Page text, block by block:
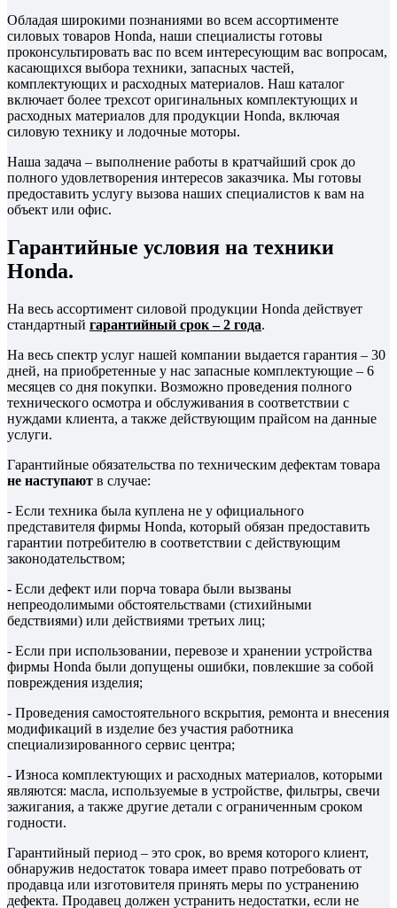
Обладая широкими познаниями во всем ассортименте
силовых товаров Honda, наши специалисты готовы
проконсультировать вас по всем интересующим вас вопросам,
касающихся выбора техники, запасных частей,
комплектующих и расходных материалов. Наш каталог
включает более трехсот оригинальных комплектующих и
расходных материалов для продукции Honda, включая
силовую технику и лодочные моторы.
Наша задача – выполнение работы в кратчайший срок до
полного удовлетворения интересов заказчика. Мы готовы
предоставить услугу вызова наших специалистов к вам на
объект или офис.
Гарантийные условия на техники
Honda.
На весь ассортимент силовой продукции Honda действует
стандартный гарантийный срок – 2 года.
На весь спектр услуг нашей компании выдается гарантия – 30
дней, на приобретенные у нас запасные комплектующие – 6
месяцев со дня покупки. Возможно проведения полного
технического осмотра и обслуживания в соответствии с
нуждами клиента, а также действующим прайсом на данные
услуги.
Гарантийные обязательства по техническим дефектам товара
не наступают в случае:
- Если техника была куплена не у официального
представителя фирмы Honda, который обязан предоставить
гарантии потребителю в соответствии с действующим
законодательством;
- Если дефект или порча товара были вызваны
непреодолимыми обстоятельствами (стихийными
бедствиями) или действиями третьих лиц;
- Если при использовании, перевозе и хранении устройства
фирмы Honda были допущены ошибки, повлекшие за собой
повреждения изделия;
- Проведения самостоятельного вскрытия, ремонта и внесения
модификаций в изделие без участия работника
специализированного сервис центра;
- Износа комплектующих и расходных материалов, которыми
являются: масла, используемые в устройстве, фильтры, свечи
зажигания, а также другие детали с ограниченным сроком
годности.
Гарантийный период – это срок, во время которого клиент,
обнаружив недостаток товара имеет право потребовать от
продавца или изготовителя принять меры по устранению
дефекта. Продавец должен устранить недостатки, если не